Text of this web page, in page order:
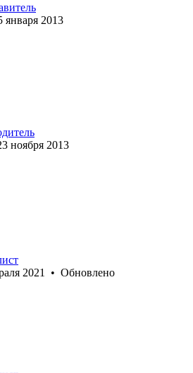
января 2013
ноября 2013
2021 • Обновлено